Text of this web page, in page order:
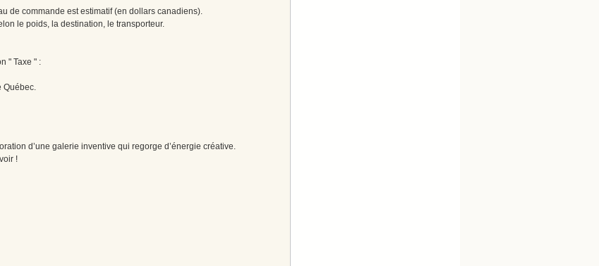
de commande est estimatif (en dollars canadiens).
le poids, la destination, le transporteur.
" Taxe " :
Québec.
d’une galerie inventive qui regorge d’énergie créative.
!